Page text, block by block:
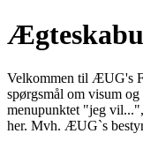
Velkommen til ÆUG's
spørgsmål om visum
menupunktet "jeg
her. Mvh. ÆUG`s